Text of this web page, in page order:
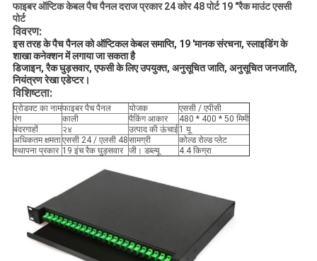
फाइबर ऑप्टिक केबल पैच पैनल दराज प्रकार 24 कोर 48 पोर्ट 19 "रैक माउंट एससी
पोर्ट
विवरण:
इस तरह के पैच पैनल को ऑप्टिकल केबल समाप्ति, 19 'मानक संरचना, स्लाइडिंग के
शाखा कनेक्शन में लगाया जा सकता है
डिजाइन, रैक घुड़सवार, एफसी के लिए उपयुक्त, अनुसूचित जाति, अनुसूचित जनजाति,
नियंत्रण रेखा एडेप्टर।
विशिष्टता:
प्रोडक्ट का नामफाइबर पैच पैनल योजक
एससी / एपीसी
रंग
काली पैकिंग आकार
480 * 400 * 50 मिमी
बंदरगाहों
२४ उत्पाद की ऊंचाई1 यू
अधिकतम क्षमताएससी 24 / एलसी 48सामग्री
कोल्ड रोल्ड प्लेट
स्थापना प्रकार 19 इंच रैक घुड़सवार जी। डब्ल्यू 4.4 किग्रा